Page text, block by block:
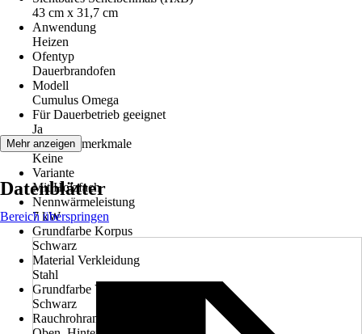
43 cm x 31,7 cm
Anwendung
Heizen
Ofentyp
Dauerbrandofen
Modell
Cumulus Omega
Für Dauerbetrieb geeignet
Ja
Leistungsmerkmale
Keine
Variante
Mit Holzfach
Nennwärmeleistung
7 kW
Grundfarbe Korpus
Schwarz
Material Verkleidung
Stahl
Grundfarbe Verkleidung
Schwarz
Rauchrohranschluss
Mehr anzeigen
Datenblätter
Bereich überspringen